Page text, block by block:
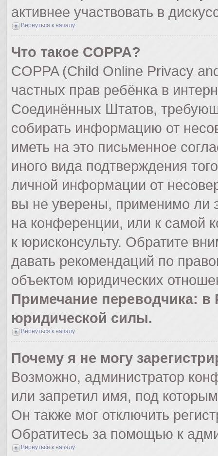
активнее участвовать в
Вернуться к началу
Что такое COPPA?
COPPA (Child Online Privacy
частных прав ребёнка в
Соединённых Штатов,
собирать информацию от
иметь на это письменное
иного вида подтверждения
личной информации от
вы не уверены, применимо ли
на конференции, или к самой
к юрисконсульту. Обратите
давать рекомендаций по
объектом юридических
Примечание переводчика: в
юридической силы.
Вернуться к началу
Почему я не могу
Возможно, администратор
или запретил имя, под
Он также мог отключить
Обратитесь за помощью к
Вернуться к началу